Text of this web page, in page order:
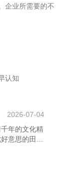
企业所需要的不
认知
2026-07-04
年的文化精
意思的田
注田地与
明蟾光，